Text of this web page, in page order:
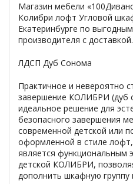
Магазин мебели
Колибри лофт Угловой
Екатеринбурге по
производителя с доставкой.
ЛДСП Дуб Сонома
Практичное и невероятно
завершение КОЛИБРИ (дуб
идеальное решение для
безопасного завершения
современной детской или
оформленной в стиле
является функциональным
детской КОЛИБРИ,
дополнить шкафную группу